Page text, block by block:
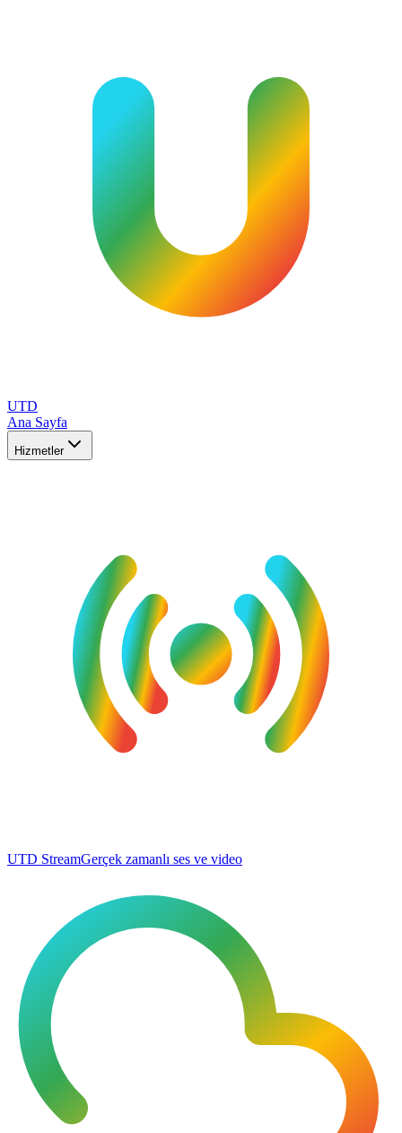
UTD
Ana Sayfa
Hizmetler
UTD StreamGerçek zamanlı ses ve video